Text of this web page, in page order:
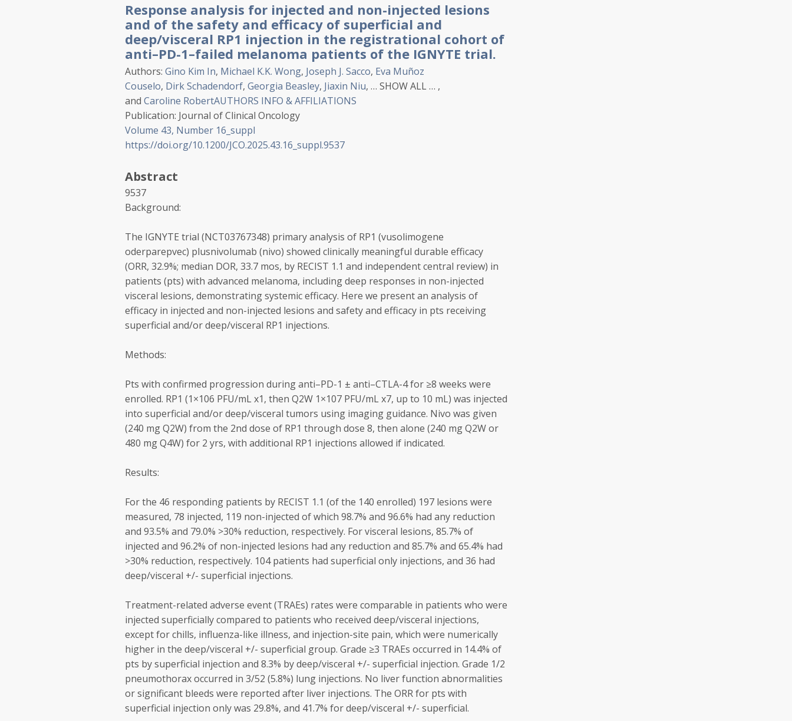
Response analysis for injected and non-injected lesions
and of the safety and efficacy of superficial and
deep/visceral RP1 injection in the registrational cohort of
anti–PD-1–failed melanoma patients of the IGNYTE trial.
Authors: Gino Kim In, Michael K.K. Wong, Joseph J. Sacco, Eva Muñoz
Couselo, DirkSchadendorf, Georgia Beasley, Jiaxin Niu, … SHOW ALL… ,
and Caroline RobertAUTHORS INFO & AFFILIATIONS
Publication: Journal of Clinical Oncology
Volume 43, Number 16_suppl
https://doi.org/10.1200/JCO.2025.43.16_suppl.9537
Abstract
9537
Background:
The IGNYTE trial (NCT03767348) primary analysis of RP1 (vusolimogene
oderparepvec) plusnivolumab (nivo) showed clinically meaningful durable efficacy
(ORR, 32.9%; median DOR, 33.7 mos, by RECIST 1.1 and independent central review) in
patients (pts) with advanced melanoma, including deep responses in non-injected
visceral lesions, demonstrating systemic efficacy. Here we present an analysis of
efficacy in injected and non-injected lesions and safety and efficacy in pts receiving
superficial and/or deep/visceral RP1 injections.
Methods:
Pts with confirmed progression during anti–PD-1 ± anti–CTLA-4 for ≥8 weeks were
enrolled. RP1 (1×106 PFU/mL x1, then Q2W 1×107 PFU/mL x7, up to 10 mL) was injected
into superficial and/or deep/visceral tumors using imaging guidance. Nivo was given
(240 mg Q2W) from the 2nd dose of RP1 through dose 8, then alone (240 mg Q2W or
480 mg Q4W) for 2 yrs, with additional RP1 injections allowed if indicated.
Results:
For the 46 responding patients by RECIST 1.1 (of the 140 enrolled) 197 lesions were
measured, 78 injected, 119 non-injected of which 98.7% and 96.6% had any reduction
and 93.5% and 79.0% >30% reduction, respectively. For visceral lesions, 85.7% of
injected and 96.2% of non-injected lesions had any reduction and 85.7% and 65.4% had
>30% reduction, respectively. 104 patients had superficial only injections, and 36 had
deep/visceral +/- superficial injections.
Treatment-related adverse event (TRAEs) rates were comparable in patients who were
injected superficially compared to patients who received deep/visceral injections,
except for chills, influenza-like illness, and injection-site pain, which were numerically
higher in the deep/visceral +/- superficial group. Grade ≥3 TRAEs occurred in 14.4% of
pts by superficial injection and 8.3% by deep/visceral +/- superficial injection. Grade 1/2
pneumothorax occurred in 3/52 (5.8%) lung injections. No liver function abnormalities
or significant bleeds were reported after liver injections. The ORR for pts with
superficial injection only was 29.8%, and 41.7% for deep/visceral +/- superficial.